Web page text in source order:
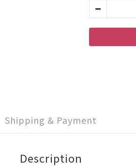
Shipping & Payment
Description